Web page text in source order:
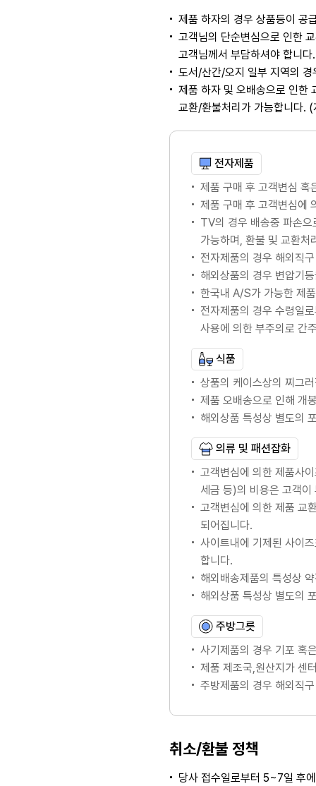
제품 하자의 경우 상품등이 공
고객님의 단순변심으로 인한
고객님께서 부담하셔야 합니
도서/산간/오지 일부 지역의
제품 하자 및 오배송으로 인한
교환/환불처리가 가능합니다.
전자제품
제품 구매 후 고객변심 혹
제품 구매 후 고객변심에
TV의 경우 배송중 파손
가능하며, 환불 및 교환처
전자제품의 경우 해외직
해외상품의 경우 변압기
한국내 A/S가 가능한 제
전자제품의 경우 수령일
사용에 의한 부주의로 간
식품
상품의 케이스상의 찌그
제품 오배송으로 인해 개
해외상품 특성상 별도의
의류 및 패션잡화
고객변심에 의한 제품사
세금 등)의 비용은 고객이
고객변심에 의한 제품 교
되어집니다.
사이트내에 기제된 사이
합니다.
해외배송제품의 특성상
해외상품 특성상 별도의
주방그릇
사기제품의 경우 기포 혹
제품 제조국,원산지가 센
주방제품의 경우 해외직
취소/환불 정책
당사 접수일로부터 5~7일 후